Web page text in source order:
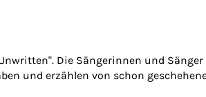
Die Sängerinnen und
und erzählen von schon